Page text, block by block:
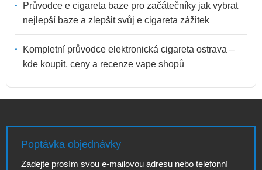
Průvodce e cigareta baze pro začátečníky jak vybrat
nejlepší baze a zlepšit svůj e cigareta zážitek
Kompletní průvodce elektronická cigareta ostrava –
kde koupit, ceny a recenze vape shopů
Poptávka objednávky
Zadejte prosím svou e-mailovou adresu nebo telefonní